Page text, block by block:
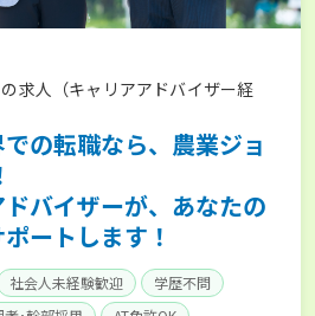
求人（キャリアアドバイザー経
の転職なら、農業ジョ
バイザーが、あなたの
ートします！
社会人未経験歓迎
学歴不問